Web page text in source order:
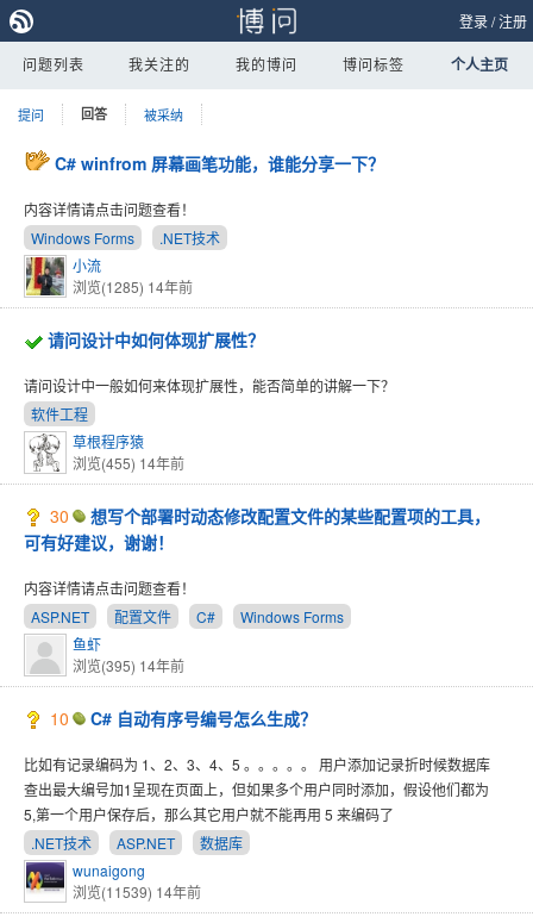
登录/注册
问题列表 我关注的 我的博问 博问标签 个人主页
提问 回答 被采纳
C# winfrom 屏幕画笔功能，谁能分享一下？
内容详情请点击问题查看！
Windows Forms
.NET技术
小流
浏览(1285) 14年前
请问设计中如何体现扩展性？
请问设计中一般如何来体现扩展性，能否简单的讲解一下？
软件工程
草根程序猿
浏览(455) 14年前
30
想写个部署时动态修改配置文件的某些配置项的工具，
可有好建议，谢谢！
内容详情请点击问题查看！
ASP.NET
配置文件 C#
Windows Forms
鱼虾
浏览(395) 14年前
10 C# 自动有序号编号怎么生成？
比如有记录编码为 1、2、3、4、5 。。。。。 用户添加记录折时候数据库
查出最大编号加1呈现在页面上，但如果多个用户同时添加，假设他们都为
5,第一个用户保存后，那么其它用户就不能再用 5 来编码了
.NET技术
ASP.NET
数据库
wunaigong
浏览(11539) 14年前